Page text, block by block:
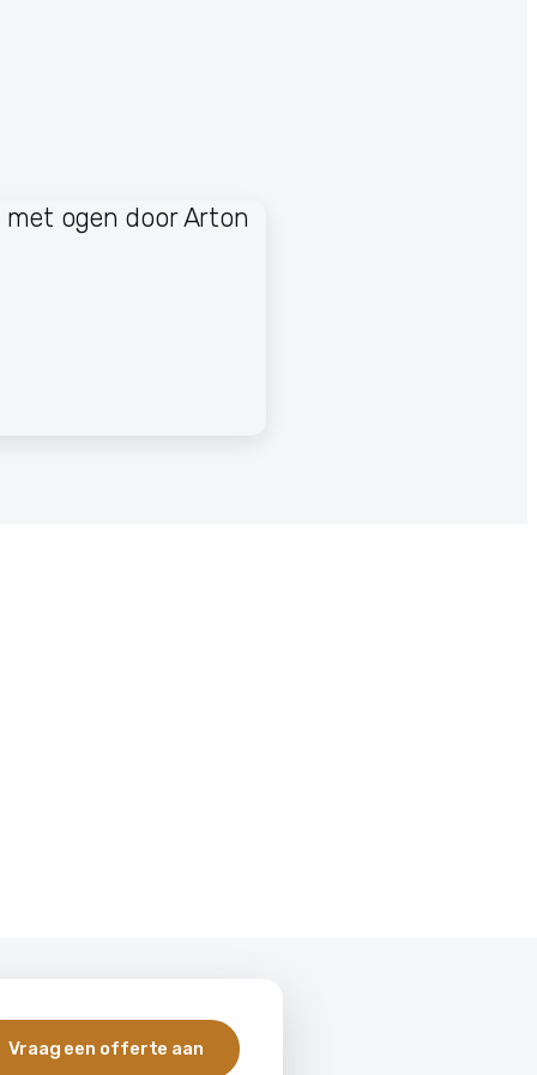
Vraag een offerte aan